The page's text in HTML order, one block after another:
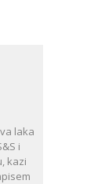
laka
i
kazi